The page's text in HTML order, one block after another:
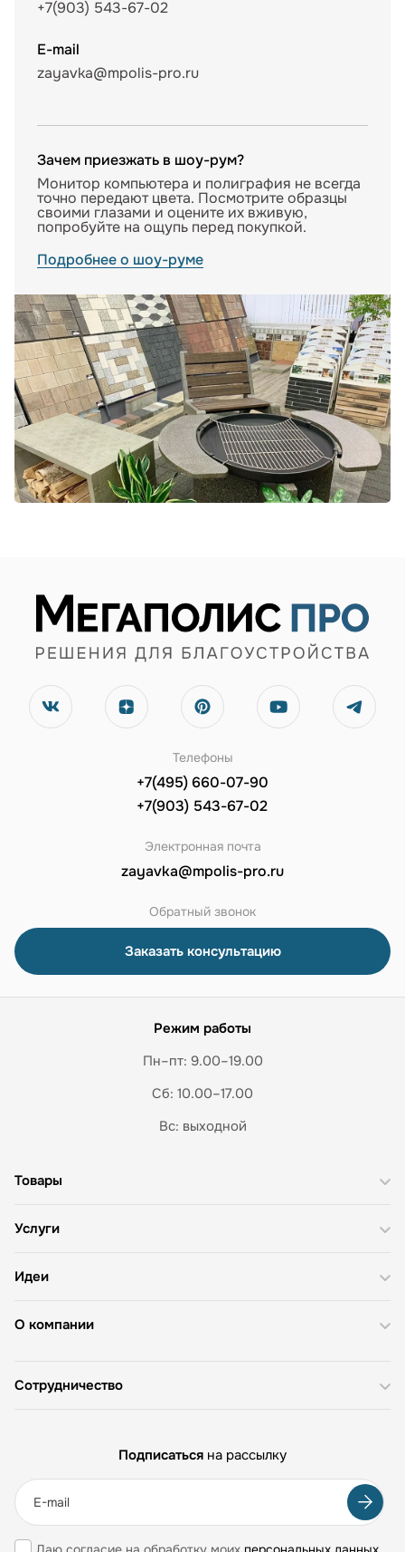
+7(903) 543-67-02
E-mail
zayavka@mpolis-pro.ru
Зачем приезжать в шоу-рум?
Монитор компьютера и полиграфия не всегда
точно передают цвета. Посмотрите образцы
своими глазами и оцените их вживую,
попробуйте на ощупь перед покупкой.
Подробнее о шоу-руме
Телефоны
+7(495) 660-07-90
+7(903) 543-67-02
Электронная почта
zayavka@mpolis-pro.ru
Обратный звонок
Заказать консультацию
Режим работы
Пн–пт: 9.00–19.00
Сб: 10.00–17.00
Вс: выходной
О компании
Товары
Услуги
Идеи
Сотрудничество
Подписаться на рассылку